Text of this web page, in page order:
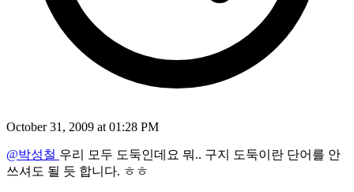
October 31, 2009 at 01:28 PM
@박성철 우리 모두 도둑인데요 뭐.. 구지 도둑이란 단어를 안
쓰셔도 될 듯 합니다. ㅎㅎ